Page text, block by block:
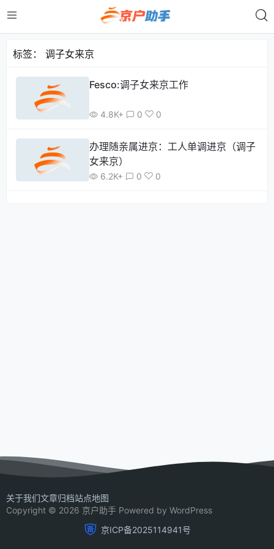
标签： 调子女来京
Fesco:调子女来京工作
4.8K+ 0 0
办理随亲属进京：工人单调进京（调子
女来京）
6.2K+ 0 0
关于我们文章归档站点地图
Copyright © 2026 京户助手 Powered by WordPress
京ICP备2025114941号